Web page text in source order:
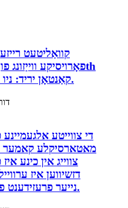
קוואַליטעט
קאַנטאָן יריד: ניו ענערגיע וועהיקלעס.
די צווייטע
מאטארסיקלע קאמער
צווייג אין כינע
דזשיווען איז
נייער פרעזידענט פון די טריסייקל צווייג.